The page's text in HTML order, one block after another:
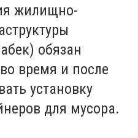
жилищно-
обязан
время и после
установку
для мусора.